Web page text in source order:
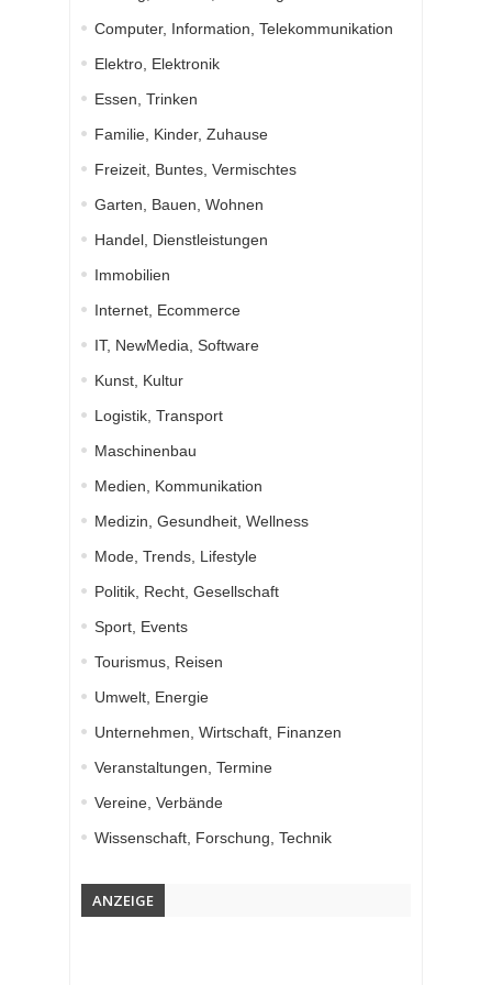
Computer, Information, Telekommunikation
Elektro, Elektronik
Essen, Trinken
Familie, Kinder, Zuhause
Freizeit, Buntes, Vermischtes
Garten, Bauen, Wohnen
Handel, Dienstleistungen
Immobilien
Internet, Ecommerce
IT, NewMedia, Software
Kunst, Kultur
Logistik, Transport
Maschinenbau
Medien, Kommunikation
Medizin, Gesundheit, Wellness
Mode, Trends, Lifestyle
Politik, Recht, Gesellschaft
Sport, Events
Tourismus, Reisen
Umwelt, Energie
Unternehmen, Wirtschaft, Finanzen
Veranstaltungen, Termine
Vereine, Verbände
Wissenschaft, Forschung, Technik
ANZEIGE